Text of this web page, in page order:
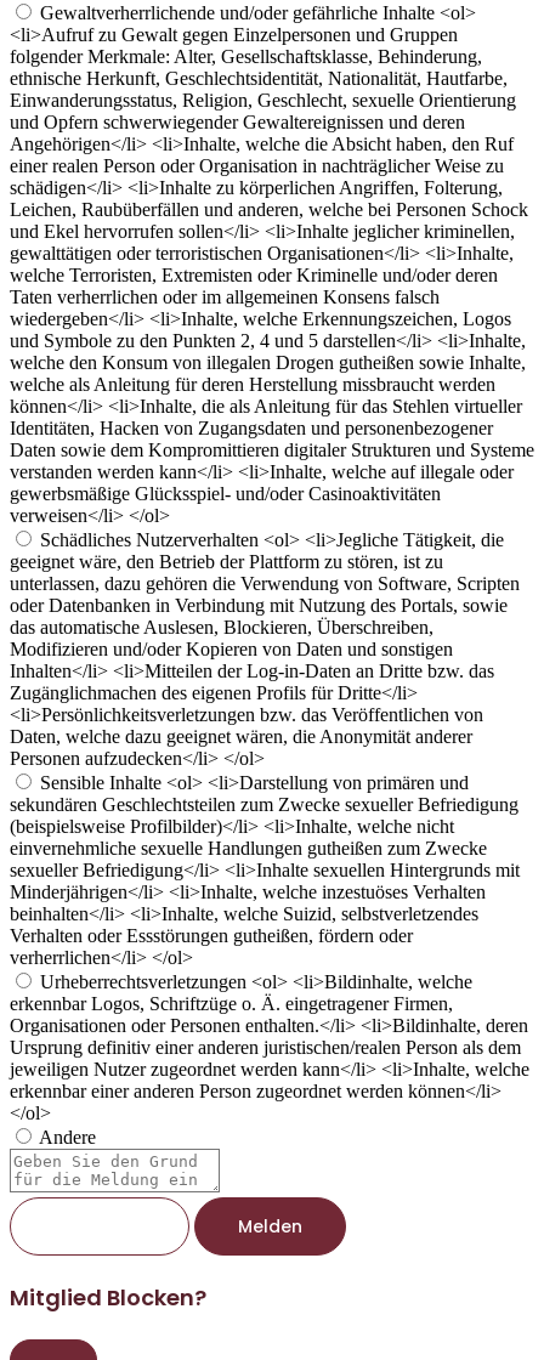
Gewaltverherrlichende und/oder gefährliche Inhalte <ol>
<li>Aufruf zu Gewalt gegen Einzelpersonen und Gruppen
folgender Merkmale: Alter, Gesellschaftsklasse, Behinderung,
ethnische Herkunft, Geschlechtsidentität, Nationalität, Hautfarbe,
Einwanderungsstatus, Religion, Geschlecht, sexuelle Orientierung
und Opfern schwerwiegender Gewaltereignissen und deren
Angehörigen</li> <li>Inhalte, welche die Absicht haben, den Ruf
einer realen Person oder Organisation in nachträglicher Weise zu
schädigen</li> <li>Inhalte zu körperlichen Angriffen, Folterung,
Leichen, Raubüberfällen und anderen, welche bei Personen Schock
und Ekel hervorrufen sollen</li> <li>Inhalte jeglicher kriminellen,
gewalttätigen oder terroristischen Organisationen</li> <li>Inhalte,
welche Terroristen, Extremisten oder Kriminelle und/oder deren
Taten verherrlichen oder im allgemeinen Konsens falsch
wiedergeben</li> <li>Inhalte, welche Erkennungszeichen, Logos
und Symbole zu den Punkten 2, 4 und 5 darstellen</li> <li>Inhalte,
welche den Konsum von illegalen Drogen gutheißen sowie Inhalte,
welche als Anleitung für deren Herstellung missbraucht werden
können</li> <li>Inhalte, die als Anleitung für das Stehlen virtueller
Identitäten, Hacken von Zugangsdaten und personenbezogener
Daten sowie dem Kompromittieren digitaler Strukturen und Systeme
verstanden werden kann</li> <li>Inhalte, welche auf illegale oder
gewerbsmäßige Glücksspiel- und/oder Casinoaktivitäten
verweisen</li> </ol>
Schädliches Nutzerverhalten <ol> <li>Jegliche Tätigkeit, die
geeignet wäre, den Betrieb der Plattform zu stören, ist zu
unterlassen, dazu gehören die Verwendung von Software, Scripten
oder Datenbanken in Verbindung mit Nutzung des Portals, sowie
das automatische Auslesen, Blockieren, Überschreiben,
Modifizieren und/oder Kopieren von Daten und sonstigen
Inhalten</li> <li>Mitteilen der Log-in-Daten an Dritte bzw. das
Zugänglichmachen des eigenen Profils für Dritte</li>
<li>Persönlichkeitsverletzungen bzw. das Veröffentlichen von
Daten, welche dazu geeignet wären, die Anonymität anderer
Personen aufzudecken</li> </ol>
Sensible Inhalte <ol> <li>Darstellung von primären und
sekundären Geschlechtsteilen zum Zwecke sexueller Befriedigung
(beispielsweise Profilbilder)</li> <li>Inhalte, welche nicht
einvernehmliche sexuelle Handlungen gutheißen zum Zwecke
sexueller Befriedigung</li> <li>Inhalte sexuellen Hintergrunds mit
Minderjährigen</li> <li>Inhalte, welche inzestuöses Verhalten
beinhalten</li> <li>Inhalte, welche Suizid, selbstverletzendes
Verhalten oder Essstörungen gutheißen, fördern oder
verherrlichen</li> </ol>
Urheberrechtsverletzungen <ol> <li>Bildinhalte, welche
erkennbar Logos, Schriftzüge o. Ä. eingetragener Firmen,
Organisationen oder Personen enthalten.</li> <li>Bildinhalte, deren
Ursprung definitiv einer anderen juristischen/realen Person als dem
jeweiligen Nutzer zugeordnet werden kann</li> <li>Inhalte, welche
erkennbar einer anderen Person zugeordnet werden können</li>
</ol>
Andere
Berichtsnotiz
Melden
Mitglied Blocken?